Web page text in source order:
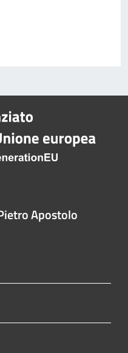
Apostolo